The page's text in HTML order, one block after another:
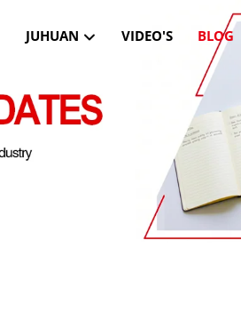
JUHUAN VIDEO'S BLOG